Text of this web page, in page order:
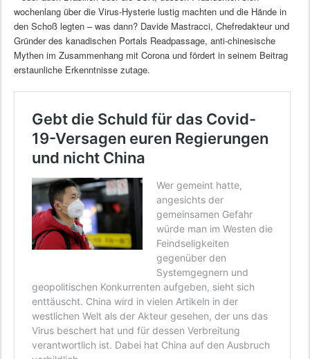
wochenlang über die Virus-Hysterie lustig machten und die Hände in
den Schoß legten – was dann? Davide Mastracci, Chefredakteur und
Gründer des kanadischen Portals Readpassage, anti-chinesische
Mythen im Zusammenhang mit Corona und fördert in seinem Beitrag
erstaunliche Erkenntnisse zutage.